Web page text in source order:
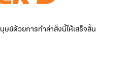
ย์ด้วยการทำคำสั่งนี้ให้เสร็จสิ้น